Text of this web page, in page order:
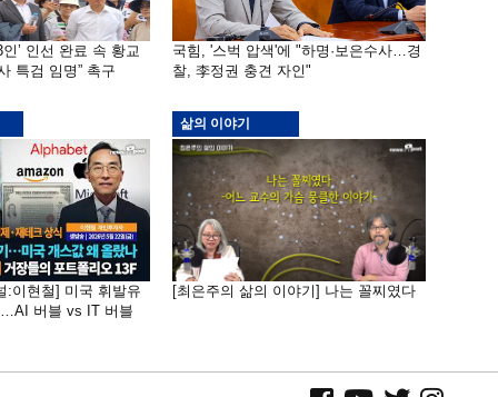
’ 인선 완료 속 황교
특검 임명” 촉구
국힘, '스벅 압색'에 "하명·보은수사…경
찰, 李정권 충견 자인"
:이현철] 미국 휘발유
버블 vs IT 버블
삶의 이야기
[최은주의 삶의 이야기] 나는 꼴찌였다